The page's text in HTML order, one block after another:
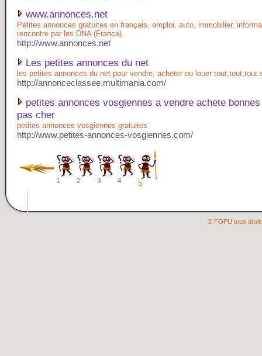
www.annonces.net
Petites annonces gratuites en français, emploi, auto, immobilier,
rencontre par les DNA (France).
http://www.annonces.net
Les petites annonces du net
les petites annonces du net pour vendre, acheter ou louer tout,tout,tout
http://annonceclassee.multimania.com/
petites annonces vosgiennes a vendre achete
pas cher
petites annonces vosgiennes gratuites
http://www.petites-annonces-vosgiennes.com/
1 2 3 4 5
© FOPU tous